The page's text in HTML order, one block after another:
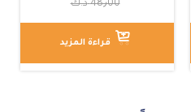
من 5
48٫00 د.ك
قراءة المزيد